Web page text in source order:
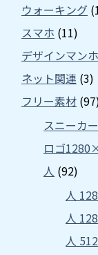
ウォーキング
スマホ (11)
デザインマン
ネット関連 (3)
フリー素材
スニーカ
ロゴ
人 (92)
人
人
人